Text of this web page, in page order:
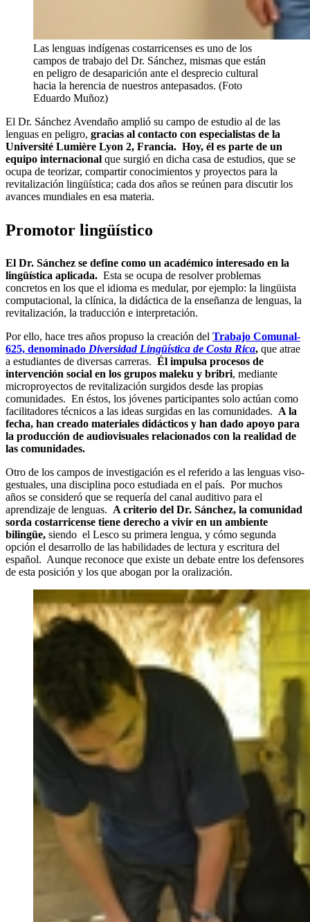
Las lenguas indígenas costarricenses es uno de los
campos de trabajo del Dr. Sánchez, mismas que están
en peligro de desaparición ante el desprecio cultural
hacia la herencia de nuestros antepasados. (Foto
Eduardo Muñoz)
El Dr. Sánchez Avendaño amplió su campo de estudio al de las
lenguas en peligro, gracias al contacto con especialistas de la
Université Lumière Lyon 2, Francia. Hoy, él es parte de un
equipo internacional que surgió en dicha casa de estudios, que se
ocupa de teorizar, compartir conocimientos y proyectos para la
revitalización lingüística; cada dos años se reúnen para discutir los
avances mundiales en esa materia.
Promotor lingüístico
El Dr. Sánchez se define como un académico interesado en la
lingüística aplicada. Esta se ocupa de resolver problemas
concretos en los que el idioma es medular, por ejemplo: la lingüista
computacional, la clínica, la didáctica de la enseñanza de lenguas, la
revitalización, la traducción e interpretación.
Por ello, hace tres años propuso la creación del Trabajo Comunal-
625, denominado Diversidad Lingüística de Costa Rica, que atrae
a estudiantes de diversas carreras. Él impulsa procesos de
intervención social en los grupos maleku y bribri, mediante
microproyectos de revitalización surgidos desde las propias
comunidades. En éstos, los jóvenes participantes solo actúan como
facilitadores técnicos a las ideas surgidas en las comunidades. A la
fecha, han creado materiales didácticos y han dado apoyo para
la producción de audiovisuales relacionados con la realidad de
las comunidades.
Otro de los campos de investigación es el referido a las lenguas viso-
gestuales, una disciplina poco estudiada en el país. Por muchos
años se consideró que se requería del canal auditivo para el
aprendizaje de lenguas. A criterio del Dr. Sánchez, la comunidad
sorda costarricense tiene derecho a vivir en un ambiente
bilingüe, siendo el Lesco su primera lengua, y cómo segunda
opción el desarrollo de las habilidades de lectura y escritura del
español. Aunque reconoce que existe un debate entre los defensores
de esta posición y los que abogan por la oralización.